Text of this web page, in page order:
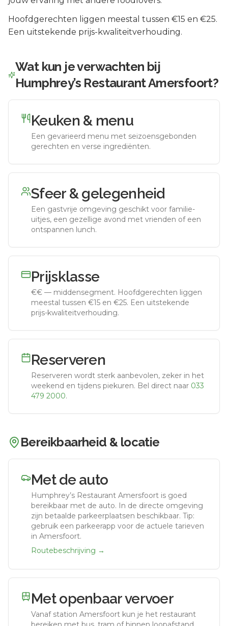
Hoofdgerechten liggen meestal tussen €15 en €25.
Een uitstekende prijs-kwaliteitverhouding.
Wat kun je verwachten bij
Humphrey’s Restaurant Amersfoort?
Keuken & menu
Een gevarieerd menu met seizoensgebonden
gerechten en verse ingrediënten.
Sfeer & gelegenheid
Een gastvrije omgeving geschikt voor familie-
uitjes, een gezellige avond met vrienden of een
ontspannen lunch.
Prijsklasse
€€ — middensegment. Hoofdgerechten liggen
meestal tussen €15 en €25. Een uitstekende
prijs-kwaliteitverhouding.
Reserveren
Reserveren wordt sterk aanbevolen, zeker in het
weekend en tijdens piekuren. Bel direct naar 033
479 2000.
Bereikbaarheid & locatie
Met de auto
Humphrey’s Restaurant Amersfoort is goed
bereikbaar met de auto.
In de directe omgeving
zijn betaalde parkeerplaatsen beschikbaar. Tip:
gebruik een parkeerapp voor de actuele tarieven
in Amersfoort.
Routebeschrijving →
Met openbaar vervoer
Vanaf station Amersfoort kun je het restaurant